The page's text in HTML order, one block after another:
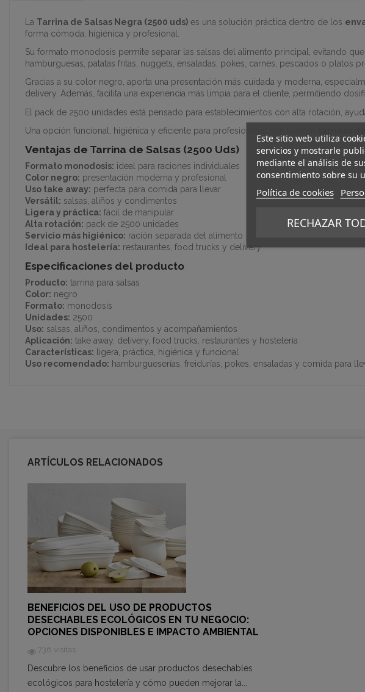
Este sitio web utiliza
servicios y mostrarle
mediante el análisis de
consentimiento sobre su
Política de cookies
RECHAZAR
La Tarrina de Salsas Negra (2500 uds) es una solución práctica dentro de los
forma cómoda, higiénica y profesional.
Su formato monodosis permite separar las salsas del alimento principal, evitando
hamburguesas, patatas fritas, nuggets, ensaladas, pokes, carnes, pescados o platos
Gracias a su color negro, aporta una presentación más cuidada y moderna,
delivery. Además, facilita una experiencia más limpia para el cliente, permitiendo
El pack de 2500 unidades está pensado para establecimientos con alta rotación,
Una opción funcional, higiénica y eficiente para profesionales que buscan
tarrinas
Ventajas de Tarrina de Salsas (2500 Uds)
Formato monodosis: ideal para raciones individuales
Color negro: presentación moderna y profesional
Uso take away: perfecta para comida para llevar
Versátil: salsas, aliños y condimentos
Ligera y práctica: fácil de manipular
Alta rotación: pack de 2500 unidades
Servicio más higiénico: ración separada del alimento
Ideal para hostelería: restaurantes, food trucks y delivery
Especificaciones del producto
Producto: tarrina para salsas
Color: negro
Formato: monodosis
Unidades: 2500
Uso: salsas, aliños, condimentos y acompañamientos
Aplicación: take away, delivery, food trucks, restaurantes y hostelería
Características: ligera, práctica, higiénica y funcional
Uso recomendado: hamburgueserías, freidurías, pokes, ensaladas y comida para
ARTÍCULOS RELACIONADOS
BENEFICIOS DEL USO DE PRODUCTOS
DESECHABLES ECOLÓGICOS EN TU NEGOCIO:
OPCIONES DISPONIBLES E IMPACTO AMBIENTAL
736 visitas
Descubre los beneficios de usar productos desechables
ecológicos para hostelería y cómo pueden mejorar la...